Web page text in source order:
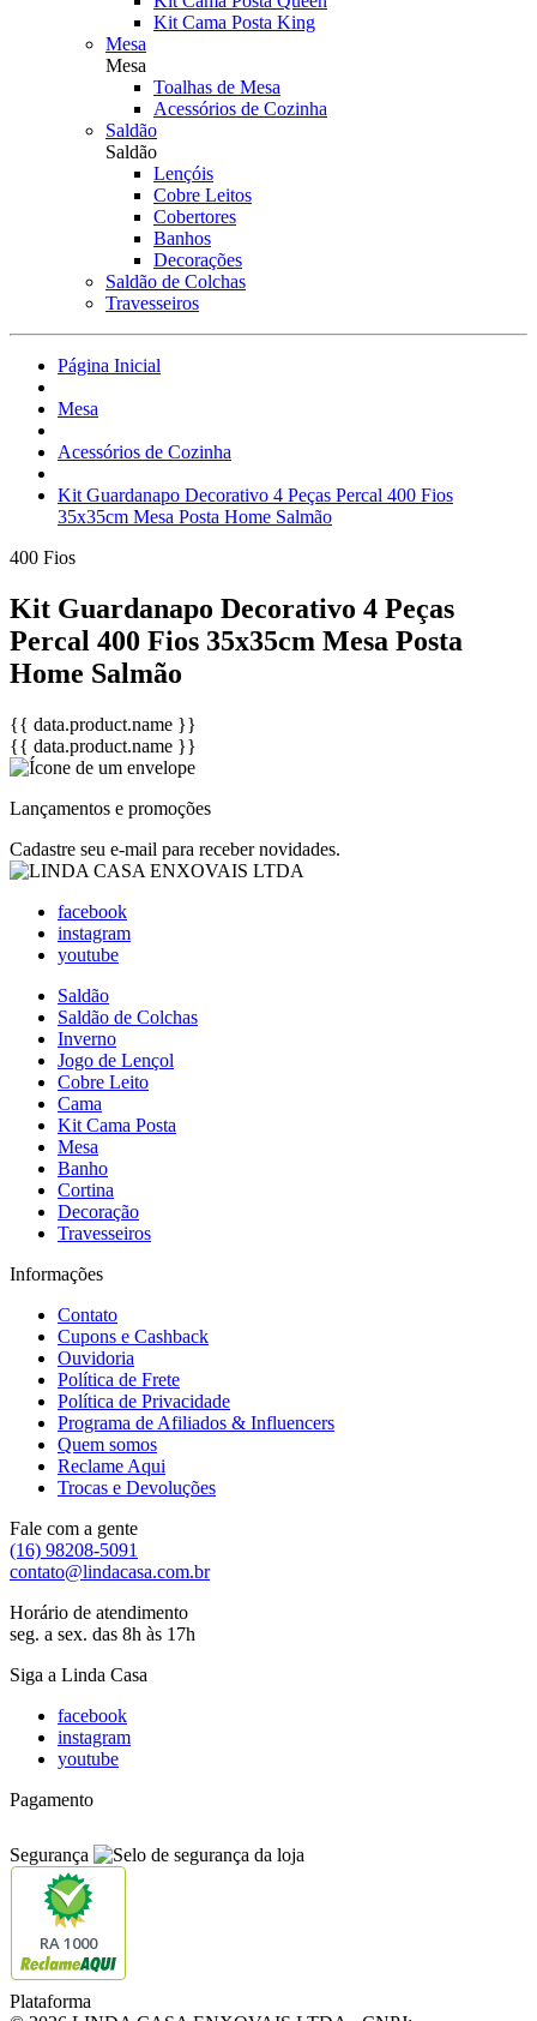
Kit Cama Posta King
Mesa
Mesa
Toalhas de Mesa
Acessórios de Cozinha
Saldão
Saldão
Lençóis
Cobre Leitos
Cobertores
Banhos
Decorações
Saldão de Colchas
Travesseiros
Página Inicial
Mesa
Acessórios de Cozinha
Kit Guardanapo Decorativo 4 Peças Percal 400 Fios
35x35cm Mesa Posta Home Salmão
400 Fios
Kit Guardanapo Decorativo 4 Peças
Percal 400 Fios 35x35cm Mesa Posta
Home Salmão
{{ data.product.name }}
{{ data.product.name }}
Lançamentos e promoções
Cadastre seu e-mail para receber novidades.
facebook
instagram
youtube
Saldão
Saldão de Colchas
Inverno
Jogo de Lençol
Cobre Leito
Cama
Kit Cama Posta
Mesa
Banho
Cortina
Decoração
Travesseiros
Informações
Contato
Cupons e Cashback
Ouvidoria
Política de Frete
Política de Privacidade
Programa de Afiliados & Influencers
Quem somos
Reclame Aqui
Trocas e Devoluções
Fale com a gente
(16) 98208-5091
contato@lindacasa.com.br
Horário de atendimento
seg. a sex. das 8h às 17h
Siga a Linda Casa
facebook
instagram
youtube
Pagamento
Segurança
RA 1000
Plataforma